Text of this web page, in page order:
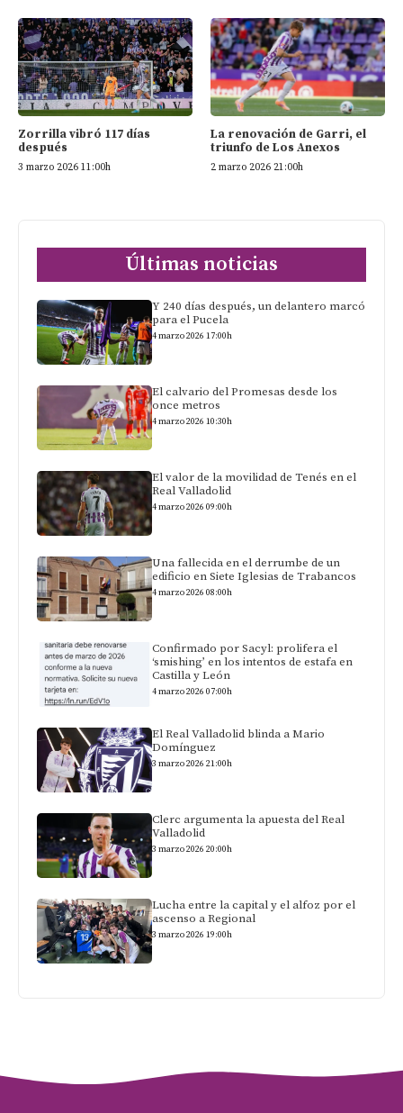
Zorrilla vibró 117 días
después
3 marzo 2026 11:00h
La renovación de Garri, el
triunfo de Los Anexos
2 marzo 2026 21:00h
Últimas noticias
Y 240 días después, un delantero marcó
para el Pucela
4 marzo 2026 17:00h
El calvario del Promesas desde los
once metros
4 marzo 2026 10:30h
El valor de la movilidad de Tenés en el
Real Valladolid
4 marzo 2026 09:00h
Una fallecida en el derrumbe de un
edificio en Siete Iglesias de Trabancos
4 marzo 2026 08:00h
Confirmado por Sacyl: prolifera el
‘smishing’ en los intentos de estafa en
Castilla y León
4 marzo 2026 07:00h
El Real Valladolid blinda a Mario
Domínguez
3 marzo 2026 21:00h
Clerc argumenta la apuesta del Real
Valladolid
3 marzo 2026 20:00h
Lucha entre la capital y el alfoz por el
ascenso a Regional
3 marzo 2026 19:00h